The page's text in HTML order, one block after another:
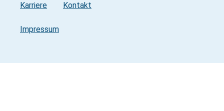
Karriere Kontakt
Impressum